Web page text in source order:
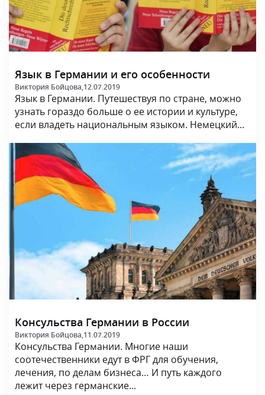
Консульства Германии в России
Виктория Бойцова,11.07.2019
Консульства Германии. Многие наши
соотечественники едут в ФРГ для обучения,
лечения, по делам бизнеса… И путь каждого
лежит через германские...
Статьи по странам
Болгария Венгрия Германия
Греция
Европа
Ирландия Испания
Италия
Латвия
Литва Люксембург
Мир
Норвегия
Польша Румыния Сербия